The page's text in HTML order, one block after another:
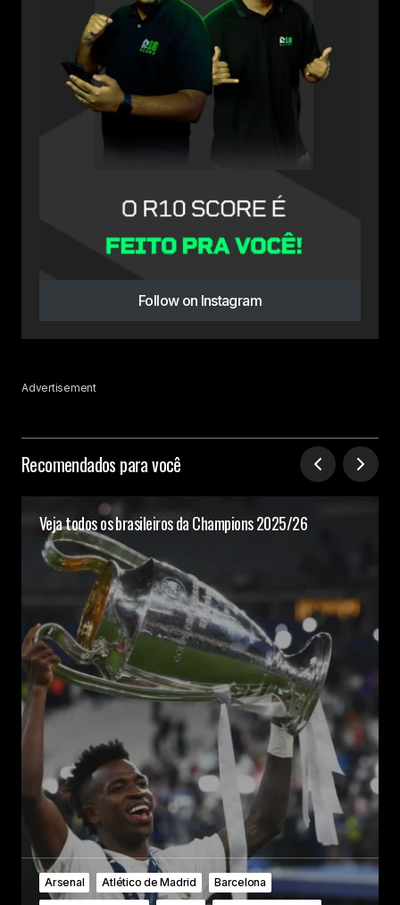
Follow on Instagram
Advertisement
Recomendados para você
Veja todos os brasileiros da Champions 2025/26
Arsenal Atlético de Madrid
Barcelona